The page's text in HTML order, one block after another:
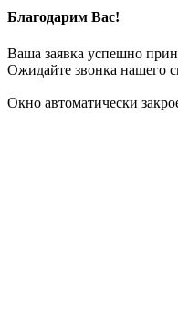
Благодарим Вас!
Ваша заявка успешно
Ожидайте звонка нашего
Окно автоматически